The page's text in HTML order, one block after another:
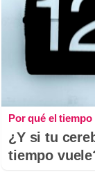
Por qué el
¿Y si tu
tiempo